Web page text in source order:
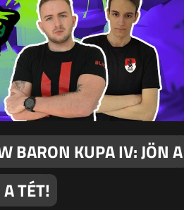
BARON KUPA IV: JÖN A
TÉT!